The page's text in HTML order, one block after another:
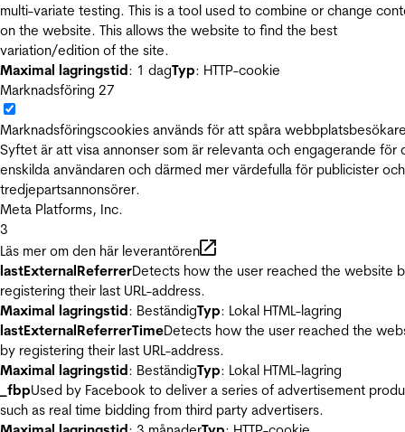
multi-variate testing. This is a tool used to combine or change
on the website. This allows the website to find the best
variation/edition of the site.
Maximal lagringstid: 1 dagTyp: HTTP-cookie
Marknadsföring 27
Marknadsföringscookies används för att spåra
Syftet är att visa annonser som är relevanta och engagerande för
enskilda användaren och därmed mer värdefulla för publicister och
tredjepartsannonsörer.
Meta Platforms, Inc.
3
Läs mer om den här leverantören
lastExternalReferrerDetects how the user reached the website
registering their last URL-address.
Maximal lagringstid: BeständigTyp: Lokal HTML-lagring
lastExternalReferrerTimeDetects how the user reached the
by registering their last URL-address.
Maximal lagringstid: BeständigTyp: Lokal HTML-lagring
_fbpUsed by Facebook to deliver a series of advertisement
such as real time bidding from third party advertisers.